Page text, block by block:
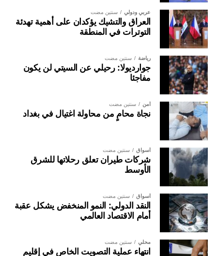
عربي ودولي سنتين مضت
العراق والتشيك يؤكدان على أهمية تهدئة
التوترات في المنطقة
رياضة سنتين مضت
جوارديولا: رحيلي عن السيتي لن يكون
مفاجئا
أمن سنتين مضت
نجاة محامٍ من محاولة اغتيال في بغداد
أسواق سنتين مضت
شركات طيران تعلق رحلاتها للشرق
الأوسط
أسواق سنتين مضت
النقد الدولي: النمو المنخفض يشكل عقبة
أمام الاقتصاد العالمي
محلي سنتين مضت
انتهاء عملية التصويت الخاص في إقليم